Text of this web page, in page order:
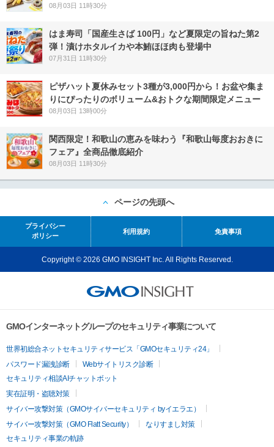
08月03日 11時30分
はま寿司「国産生さば 100円」など夏限定の旨ねた第2
弾！漬けホタルイカや本鮪ほほ肉も登場中
07月31日 11時30分
ピザハット夏休みセット3種が3,000円から！お盆や集ま
りにぴったりのボリューム&おトクな期間限定メニュー
08月03日 13時00分
関西限定！和歌山の恵みを味わう『和歌山毎度おおきに
フェア』全商品徹底紹介
08月03日 11時30分
ページの先頭へ
プライバシー
ポリシー
利用規約 免責事項
Copyright © 2026 GMO INSIGHT Inc. All Rights Reserved.
GMOインターネットグループのセキュリティ事業について
世界初総合ネットセキュリティサービス「GMOセキュリティ24」
パスワード漏洩診断
Webサイトリスク診断
セキュリティ相談AIチャットボット
実在証明・盗聴対策
サイバー攻撃対策（GMOサイバーセキュリティ byイエラエ）
サイバー攻撃対策（GMO Flatt Security）
なりすまし対策
セキュリティ事業の軌跡